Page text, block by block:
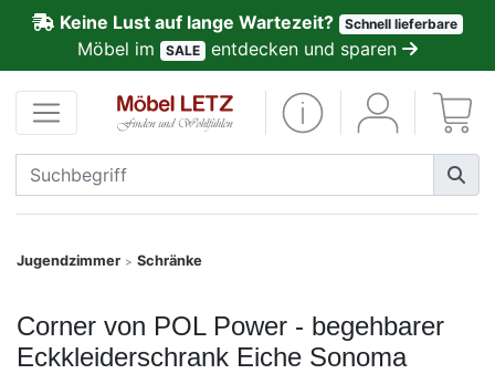
Keine Lust auf lange Wartezeit? Schnell lieferbare
Möbel im SALE entdecken und sparen
Jugendzimmer > Schränke
Corner von POL Power - begehbarer
Eckkleiderschrank Eiche Sonoma
Kundenmeinungen
Anmelden
PREMIUM
Schnell
SALE